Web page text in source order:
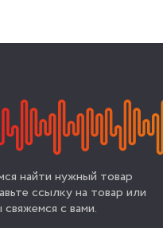
найти нужный товар
ссылку на товар или
с вами.